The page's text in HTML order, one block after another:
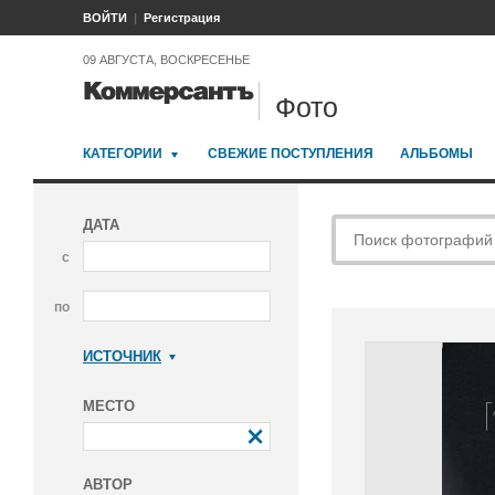
ВОЙТИ Регистрация
09 АВГУСТА, ВОСКРЕСЕНЬЕ
Фото
КАТЕГОРИИ СВЕЖИЕ ПОСТУПЛЕНИЯ АЛЬБОМЫ
ДАТА
с
по
ИСТОЧНИК
МЕСТО
АВТОР